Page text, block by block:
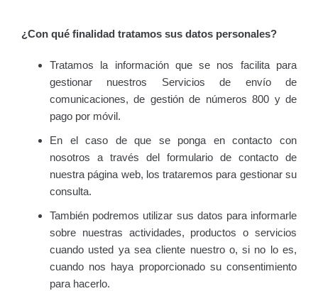
¿Con qué finalidad tratamos sus datos personales?
Tratamos la información que se nos facilita para
gestionar nuestros Servicios de envío de
comunicaciones, de gestión de números 800 y de
pago por móvil.
En el caso de que se ponga en contacto con
nosotros a través del formulario de contacto de
nuestra página web, los trataremos para gestionar su
consulta.
También podremos utilizar sus datos para informarle
sobre nuestras actividades, productos o servicios
cuando usted ya sea cliente nuestro o, si no lo es,
cuando nos haya proporcionado su consentimiento
para hacerlo.